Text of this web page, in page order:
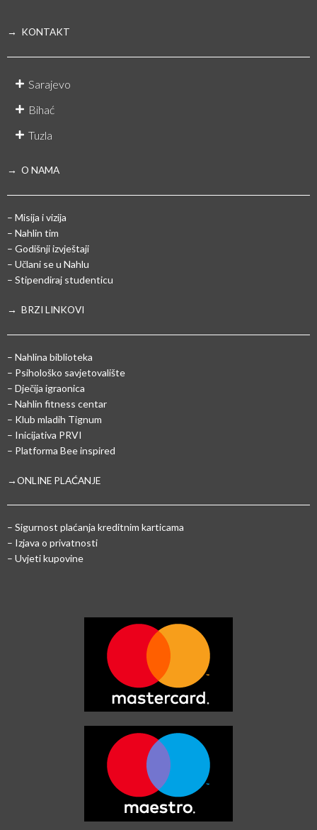
→ KONTAKT
Sarajevo
Bihać
Tuzla
→ O NAMA
– Misija i vizija
– Nahlin tim
– Godišnji izvještaji
– Učlani se u Nahlu
– Stipendiraj studenticu
→ BRZI LINKOVI
– Nahlina biblioteka
– Psihološko savjetovalište
– Dječija igraonica
– Nahlin fitness centar
– Klub mladih Tignum
– Inicijativa PRVI
– Platforma Bee inspired
→ONLINE PLAĆANJE
– Sigurnost plaćanja kreditnim karticama
– Izjava o privatnosti
– Uvjeti kupovine